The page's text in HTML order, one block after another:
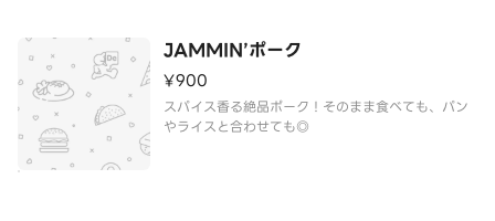
JAMMIN’ポーク
¥900
スパイス香る絶品ポーク！そのまま食べても、パン
やライスと合わせても◎